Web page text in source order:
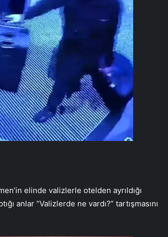
elinde valizlerle otelden ayrıldığı
anlar “Valizlerde ne vardı?” tartışmasını